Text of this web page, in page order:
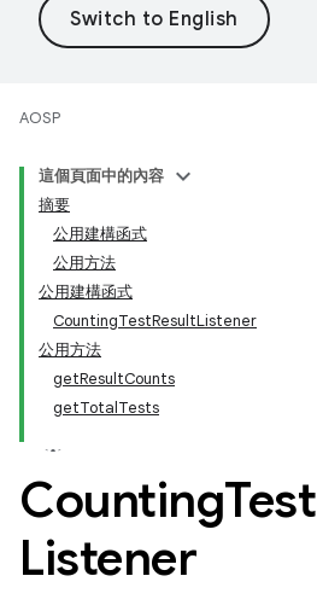
AOSP
這個頁面中的內容
摘要
公用建構函式
公用方法
公用建構函式
CountingTestResultListener
公用方法
getResultCounts
getTotalTests
CountingTest
Listener